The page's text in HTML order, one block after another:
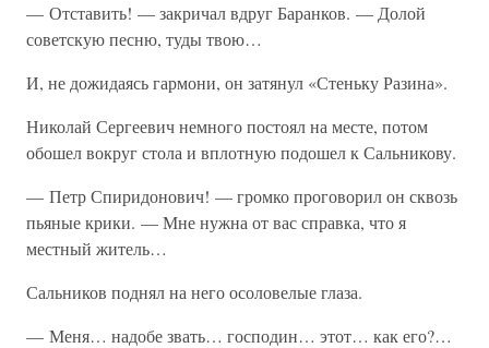
— Отставить! — закричал вдруг Баранков. — Долой
советскую песню, туды твою…
И, не дожидаясь гармони, он затянул «Стеньку Разина».
Николай Сергеевич немного постоял на месте, потом
обошел вокруг стола и вплотную подошел к Сальникову.
— Петр Спиридонович! — громко проговорил он сквозь
пьяные крики. — Мне нужна от вас справка, что я
местный житель…
Сальников поднял на него осоловелые глаза.
— Меня… надобе звать… господин… этот… как его?…